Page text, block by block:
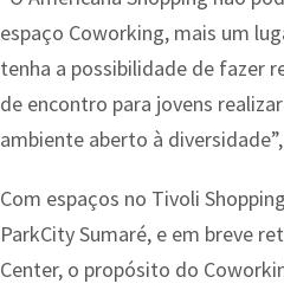
espaço Coworking, mais um
tenha a possibilidade de fazer
de encontro para jovens
ambiente aberto à
Com espaços no Tivoli
ParkCity Sumaré, e em breve
Center, o propósito do